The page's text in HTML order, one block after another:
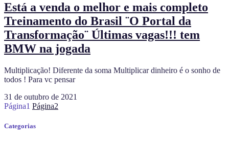
Está a venda o melhor e mais completo
Treinamento do Brasil ¨O Portal da
Transformação¨ Últimas vagas!!! tem
BMW na jogada
Multiplicação! Diferente da soma Multiplicar dinheiro é o sonho de
todos ! Para vc pensar
31 de outubro de 2021
Página1 Página2
Categorias